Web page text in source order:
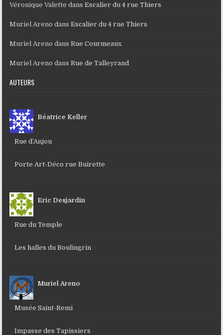
Véronique Valette dansEscalier du 4 rue Thiers
Muriel Areno dansEscalier du 4 rue Thiers
Muriel Areno dansRue Courmeaux
Muriel Areno dansRue de Talleyrand
AUTEURS
Béatrice Keller
Rue d’Anjou
Porte Art-Déco rue Buirette
Eric Desjardin
Rue du Temple
Les halles du Boulingrin
Muriel Areno
Musée Saint-Remi
Impasse des Tapissiers